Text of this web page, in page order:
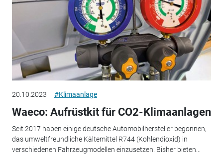
20.10.2023 #Klimaanlage
Waeco: Aufrüstkit für CO2-Klimaanlagen
Seit 2017 haben einige deutsche Automobilhersteller begonnen,
das umweltfreundliche Kältemittel R744 (Kohlendioxid) in
verschiedenen Fahrzeugmodellen einzusetzen. Bisher bieten...